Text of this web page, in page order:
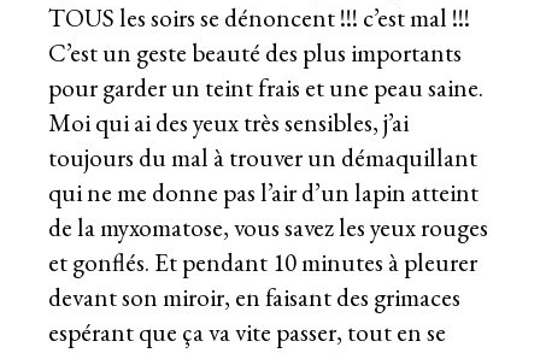
TOUS les soirs se dénoncent !!! c’est mal !!!
C’est un geste beauté des plus importants
pour garder un teint frais et une peau saine.
Moi qui ai des yeux très sensibles, j’ai
toujours du mal à trouver un démaquillant
qui ne me donne pas l’air d’un lapin atteint
de la myxomatose, vous savez les yeux rouges
et gonflés. Et pendant 10 minutes à pleurer
devant son miroir, en faisant des grimaces
espérant que ça va vite passer, tout en se